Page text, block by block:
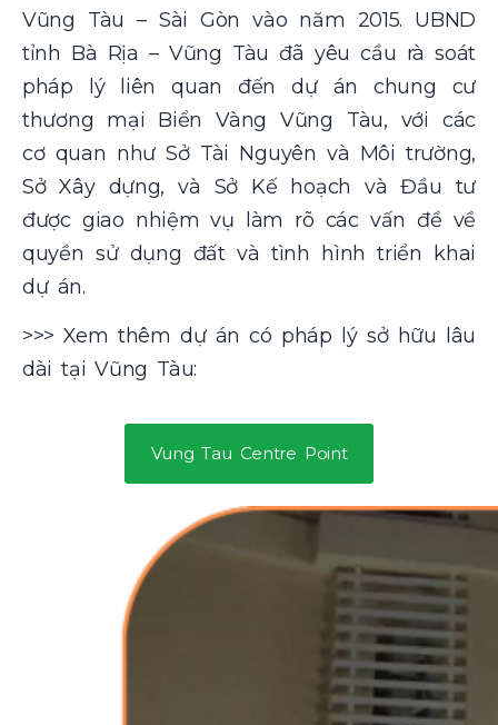
Vũng Tàu – Sài Gòn vào năm 2015. UBND
tỉnh Bà Rịa – Vũng Tàu đã yêu cầu rà soát
pháp lý liên quan đến dự án chung cư
thương mại Biển Vàng Vũng Tàu, với các
cơ quan như Sở Tài Nguyên và Môi trường,
Sở Xây dựng, và Sở Kế hoạch và Đầu tư
được giao nhiệm vụ làm rõ các vấn đề về
quyền sử dụng đất và tình hình triển khai
dự án.
>>> Xem thêm dự án có pháp lý sở hữu lâu
dài tại Vũng Tàu:
Vung Tau Centre Point